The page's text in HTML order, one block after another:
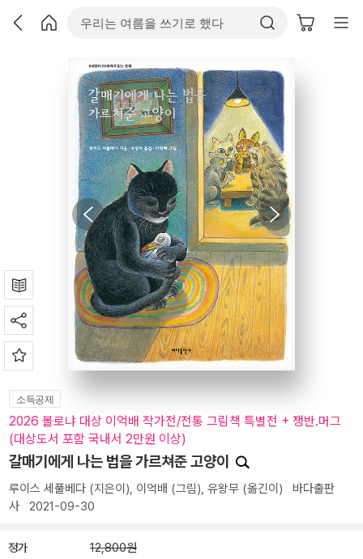
소득공제
2026 볼로냐 대상 이억배 작가전/전통 그림책 특별전 + 쟁반.머그
(대상도서 포함 국내서 2만원 이상)
갈매기에게 나는 법을 가르쳐준 고양이
루이스 세풀베다 (지은이), 이억배 (그림), 유왕무 (옮긴이) 바다출판
사 2021-09-30
정가 12,800원